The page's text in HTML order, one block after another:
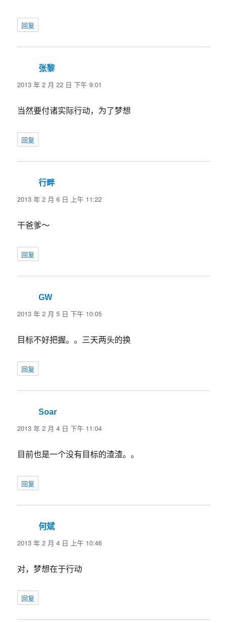
回复
张黎
道：
2013 年 2 月 22 日 下午 9:01
当然要付诸实际行动，为了梦想
回复
行畔
道：
2013 年 2 月 6 日 上午 11:22
干爸爹～
回复
GW
道：
2013 年 2 月 5 日 下午 10:05
目标不好把握。。三天两头的换
回复
Soar
道：
2013 年 2 月 4 日 下午 11:04
目前也是一个没有目标的渣渣。。
回复
何斌说
道：
2013 年 2 月 4 日 上午 10:46
对，梦想在于行动
回复